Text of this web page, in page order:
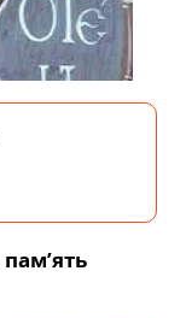
пам’ять